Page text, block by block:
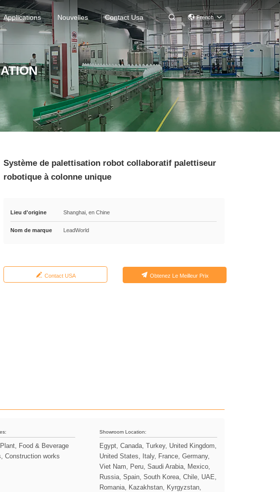
Applications Nouvelles Contact Usa  French
Système de palettisation robot collaboratif palettiseur
robotique à colonne unique
Lieu d'origine Shanghai, en Chine
Nom de marque LeadWorld
Contact USA Obtenez Le Meilleur Prix
Food & Beverage
Construction works
Showroom Location:
Egypt, Canada, Turkey, United Kingdom,
United States, Italy, France, Germany,
Viet Nam, Peru, Saudi Arabia, Mexico,
Russia, Spain, South Korea, Chile, UAE,
Romania, Kazakhstan, Kyrgyzstan,